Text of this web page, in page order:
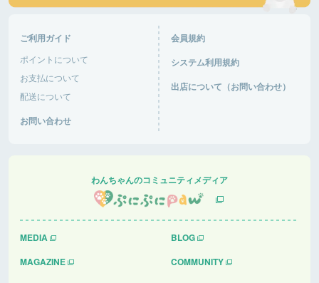
ご利用ガイド
ポイントについて
お支払について
配送について
お問い合わせ
会員規約
システム利用規約
出店について（お問い合わせ）
わんちゃんのコミュニティメディア
MEDIA
BLOG
MAGAZINE
COMMUNITY